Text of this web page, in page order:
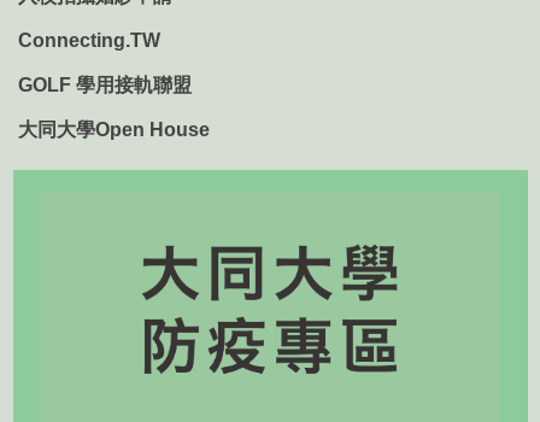
Connecting.TW
GOLF 學用接軌聯盟
大同大學Open House